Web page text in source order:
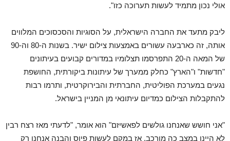
אולי נכון מתמיד לעשות תערוכה כזו".
ליבק מתעד את החברה הישראלית, על הסוגיות והסכסוכים המלווים
אותה, זה כארבעה עשורים באמצעות צילום ישיר. בשנות ה-80 וה-90
של המאה ה-20 התפרסמו תצלומיו במדורים קבועים בעיתונים
"חדשות" ו"הארץ" כחלק ממערך של עיתונות ביקורתית, החושפת
נגעים במערכת הפוליטית, החברתית והבירוקרטית, ותרמו רבות
להתקבלות הצילום כמדיום עיתונאי מן המניין בישראל.
"אני חושש שאנחנו גולשים לפאשיזם" הוא אומר, "לדעתי מאז רצח רבין
לא היינו במצב כה מורכב. אז במקם לעשות פיוס והבנה אנחנו רק